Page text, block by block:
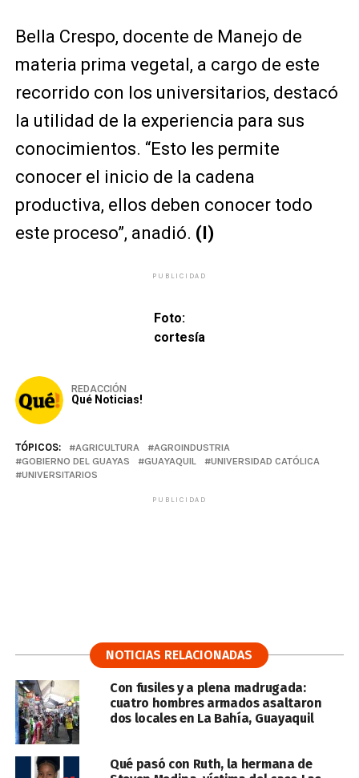
Bella Crespo, docente de Manejo de
materia prima vegetal, a cargo de este
recorrido con los universitarios, destacó
la utilidad de la experiencia para sus
conocimientos. “Esto les permite
conocer el inicio de la cadena
productiva, ellos deben conocer todo
este proceso”, anadió. (I)
PUBLICIDAD
Foto:
cortesía
REDACCIÓN
Qué Noticias!
TÓPICOS: AGRICULTURA
AGROINDUSTRIA
GOBIERNO DEL GUAYAS
GUAYAQUIL
UNIVERSIDAD CATÓLICA
UNIVERSITARIOS
PUBLICIDAD
NOTICIAS RELACIONADAS
Con fusiles y a plena madrugada:
cuatro hombres armados asaltaron
dos locales en La Bahía, Guayaquil
Qué pasó con Ruth, la hermana de